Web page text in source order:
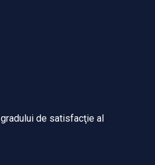
de satisfacţie al